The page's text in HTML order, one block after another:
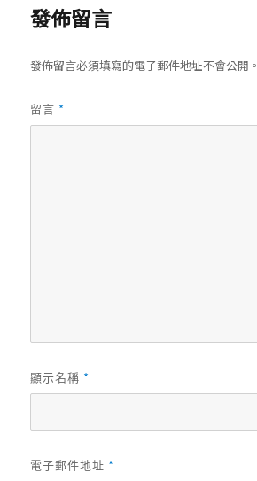
發佈留言
發佈留言必須填寫的電子郵件地址不會公開。
留言 *
顯示名稱 *
電子郵件地址 *